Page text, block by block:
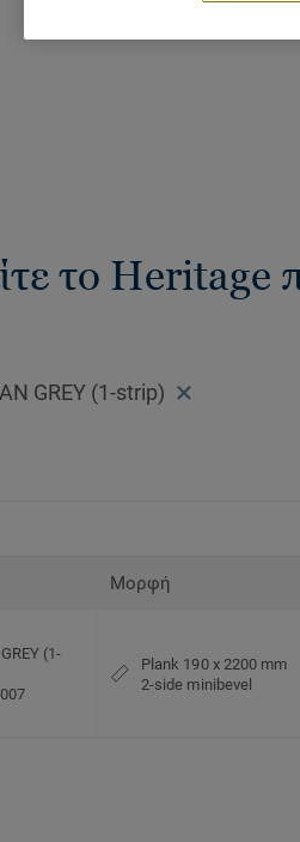
το Heritage
GREY (1-strip)
Μορφή
(1-
Plank 190 x 2200 mm
2-side minibevel